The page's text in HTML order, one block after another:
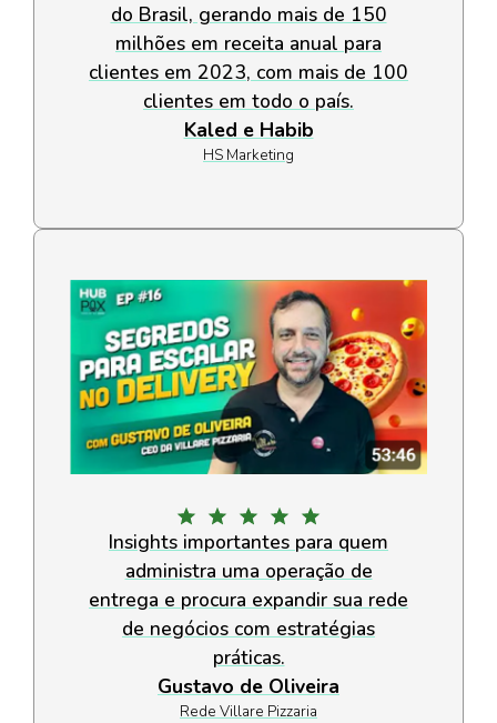
do Brasil, gerando mais de 150
milhões em receita anual para
clientes em 2023, com mais de 100
clientes em todo o país.
Kaled e Habib
HS Marketing
Insights importantes para quem
administra uma operação de
entrega e procura expandir sua rede
de negócios com estratégias
práticas.
Gustavo de Oliveira
Rede Villare Pizzaria